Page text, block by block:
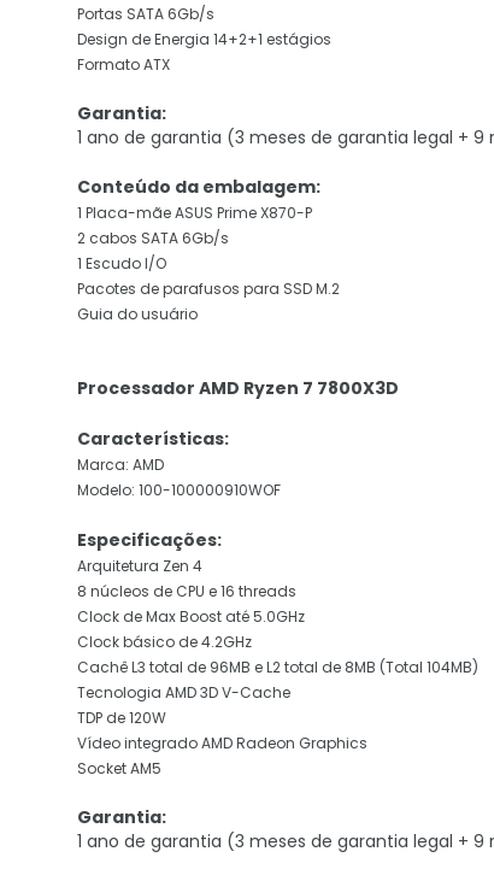
Portas SATA 6Gb/s
Design de Energia 14+2+1 estágios
Formato ATX
Garantia:
1 ano de garantia (3 meses de garantia legal +
Conteúdo da embalagem:
1 Placa-mãe ASUS Prime X870-P
2 cabos SATA 6Gb/s
1 Escudo I/O
Pacotes de parafusos para SSD M.2
Guia do usuário
Processador AMD Ryzen 7 7800X3D
Características:
Marca: AMD
Modelo: 100-100000910WOF
Especificações:
Arquitetura Zen 4
8 núcleos de CPU e 16 threads
Clock de Max Boost até 5.0GHz
Clock básico de 4.2GHz
Cachê L3 total de 96MB e L2 total de 8MB (Total 104MB)
Tecnologia AMD 3D V-Cache
TDP de 120W
Vídeo integrado AMD Radeon Graphics
Socket AM5
Garantia:
1 ano de garantia (3 meses de garantia legal +